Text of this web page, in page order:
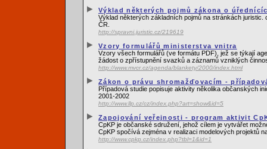
Výklad některých pojmů zákona o
Výklad některých základních pojmů na stránkách
ČR.
http://spravni.juristic.cz/219619
Vzory formulářů ministerstva vnitra
Vzory všech formulářů (ve formátu PDF), jež se týkají
žádost o zpřístupnění svazků a záznamů vzniklých
http://www.mvcr.cz/agenda/blankety/2000/index.html
Zákon o právu shromažďovacím -
Případová studie popisuje aktivity několika občanských
2001-2002
http://www.llp.cz/cz/index.php?art=show&id=5
Zapojování veřejnosti - program aktivit
CpKP je občanské sdružení, jehož cílem je vytvářet
CpKP spočívá zejména v realizaci modelových projektů
http://www.cpkp.cz/index.php?tbl=1&id=1